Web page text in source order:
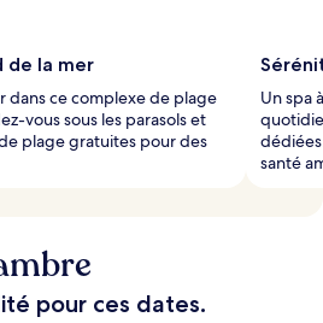
de la mer
dans ce complexe de plage
vous sous les parasols et
plage gratuites pour des
Un spa
santé
pour ces dates.